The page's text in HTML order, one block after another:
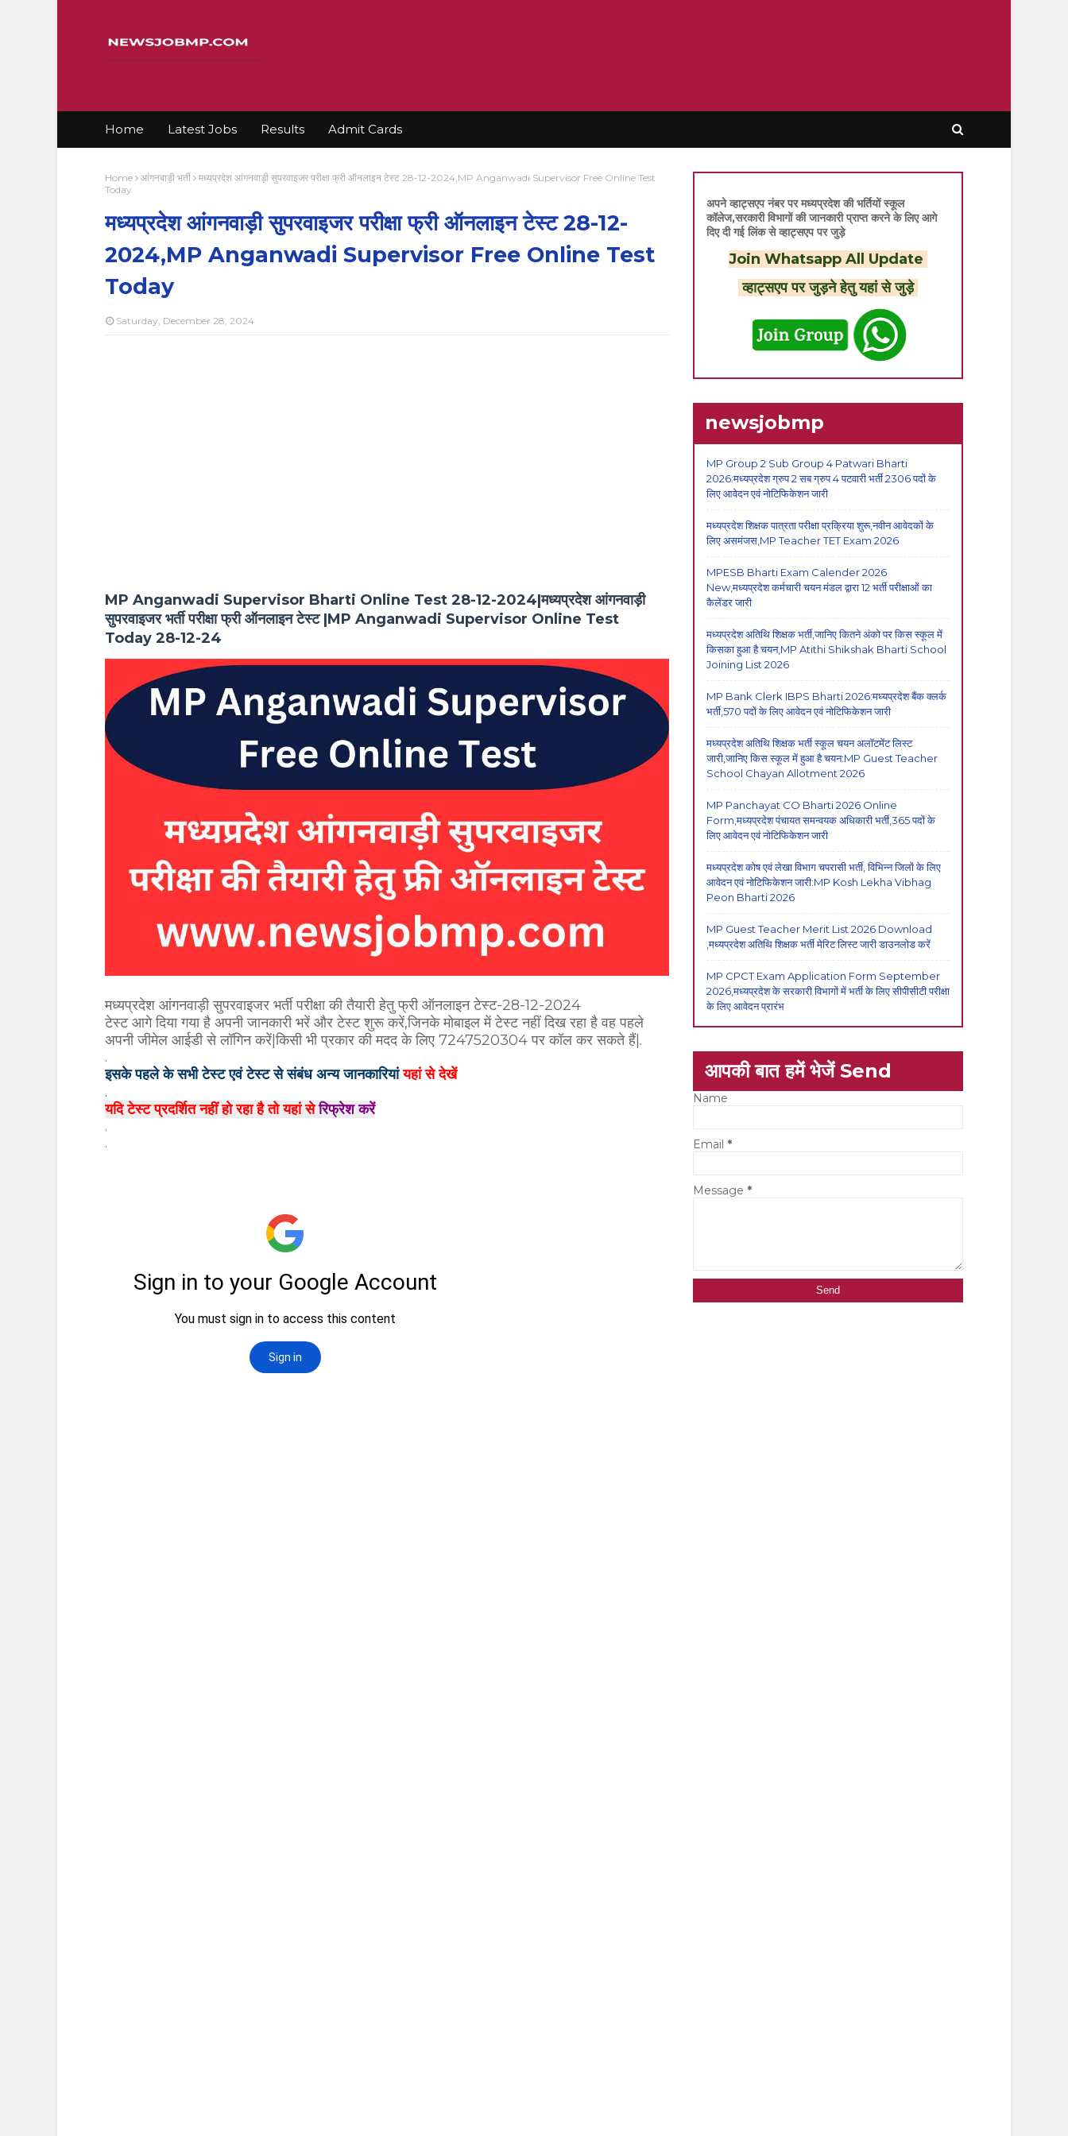
Home Latest Jobs Results Admit Cards
Home आंगनबाड़ी भर्ती
मध्यप्रदेश आंगनवाड़ी सुपरवाइजर परीक्षा फ्री ऑनलाइन टेस्ट 28-12-2024,MP Anganwadi Supervisor Free Online Test
Today
मध्यप्रदेश आंगनवाड़ी सुपरवाइजर परीक्षा फ्री ऑनलाइन टेस्ट 28-12-
2024,MP Anganwadi Supervisor Free Online Test
Today
Saturday, December 28, 2024
MP Anganwadi Supervisor Bharti Online Test 28-12-2024|मध्यप्रदेश आंगनवाड़ी
सुपरवाइजर भर्ती परीक्षा फ्री ऑनलाइन टेस्ट |MP Anganwadi Supervisor Online Test
Today 28-12-24
मध्यप्रदेश आंगनवाड़ी सुपरवाइजर भर्ती परीक्षा की तैयारी हेतु फ्री ऑनलाइन टेस्ट-28-12-2024
टेस्ट आगे दिया गया है अपनी जानकारी भरें और टेस्ट शुरू करें,जिनके मोबाइल में टेस्ट नहीं दिख रहा है वह पहले
अपनी जीमेल आईडी से लॉगिन करें|किसी भी प्रकार की मदद के लिए 7247520304 पर कॉल कर सकते हैं|.
.
इसके पहले के सभी टेस्ट एवं टेस्ट से संबंध अन्य जानकारियांयहां से देखें
.
यदि टेस्ट प्रदर्शित नहीं हो रहा है तो यहां सेरिफ्रेश करें
.
.
अपने व्हाट्सएप नंबर पर मध्यप्रदेश की भर्तियों स्कूल
कॉलेज,सरकारी विभागों की जानकारी प्राप्त करने के लिए आगे
दिए दी गई लिंक से व्हाट्सएप पर जुड़े
Join Whatsapp All Update
व्हाट्सएप पर जुड़ने हेतु यहां से जुड़े
newsjobmp
MP Group 2 Sub Group 4 Patwari Bharti
2026:मध्यप्रदेश ग्रुप 2 सब ग्रुप 4 पटवारी भर्ती 2306 पदों के
लिए आवेदन एवं नोटिफिकेशन जारी
मध्यप्रदेश शिक्षक पात्रता परीक्षा प्रक्रिया शुरू,नवीन आवेदकों के
लिए असमंजस,MP Teacher TET Exam 2026
MPESB Bharti Exam Calender 2026
New,मध्यप्रदेश कर्मचारी चयन मंडल द्वारा 12 भर्ती परीक्षाओं का
कैलेंडर जारी
मध्यप्रदेश अतिथि शिक्षक भर्ती,जानिए कितने अंको पर किस स्कूल में
किसका हुआ है चयन,MP Atithi Shikshak Bharti School
Joining List 2026
MP Bank Clerk IBPS Bharti 2026:मध्यप्रदेश बैंक क्लर्क
भर्ती,570 पदों के लिए आवेदन एवं नोटिफिकेशन जारी
मध्यप्रदेश अतिथि शिक्षक भर्ती स्कूल चयन अलॉटमेंट लिस्ट
जारी,जानिए किस स्कूल में हुआ है चयन:MP Guest Teacher
School Chayan Allotment 2026
MP Panchayat CO Bharti 2026 Online
Form,मध्यप्रदेश पंचायत समन्वयक अधिकारी भर्ती,365 पदों के
लिए आवेदन एवं नोटिफिकेशन जारी
मध्यप्रदेश कोष एवं लेखा विभाग चपरासी भर्ती, विभिन्न जिलों के लिए
आवेदन एवं नोटिफिकेशन जारी:MP Kosh Lekha Vibhag
Peon Bharti 2026
MP Guest Teacher Merit List 2026 Download
,मध्यप्रदेश अतिथि शिक्षक भर्ती मेरिट लिस्ट जारी डाउनलोड करें
MP CPCT Exam Application Form September
2026,मध्यप्रदेश के सरकारी विभागों में भर्ती के लिए सीपीसीटी परीक्षा
के लिए आवेदन प्रारंभ
आपकी बात हमें भेजें Send
Name
Email *
Message *